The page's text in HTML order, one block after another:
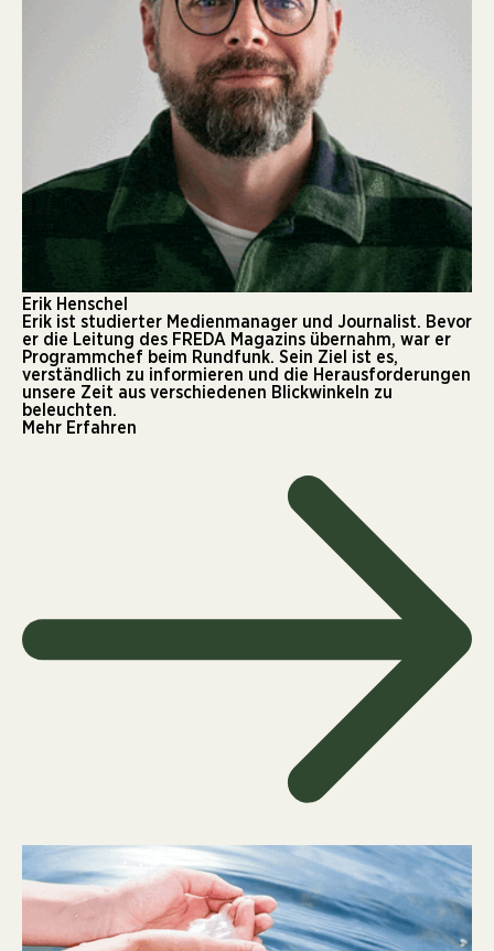
Erik Henschel
Erik ist studierter Medienmanager und Journalist. Bevor
er die Leitung des FREDA Magazins übernahm, war er
Programmchef beim Rundfunk. Sein Ziel ist es,
verständlich zu informieren und die Herausforderungen
unsere Zeit aus verschiedenen Blickwinkeln zu
beleuchten.
Mehr Erfahren